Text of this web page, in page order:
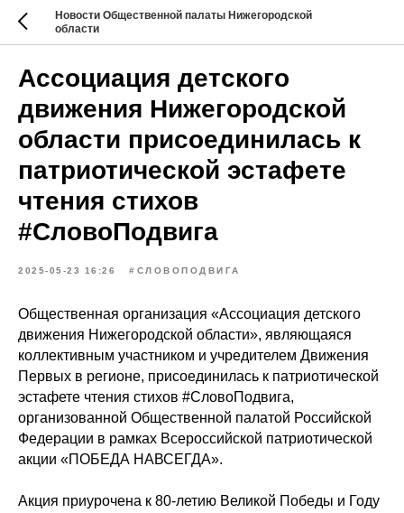
Новости Общественной палаты Нижегородской
области
Ассоциация детского
движения Нижегородской
области присоединилась к
патриотической эстафете
чтения стихов
#СловоПодвига
2025-05-23 16:26 #СЛОВОПОДВИГА
Общественная организация «Ассоциация детского
движения Нижегородской области», являющаяся
коллективным участником и учредителем Движения
Первых в регионе, присоединилась к патриотической
эстафете чтения стихов #СловоПодвига,
организованной Общественной палатой Российской
Федерации в рамках Всероссийской патриотической
акции «ПОБЕДА НАВСЕГДА».
Акция приурочена к 80-летию Великой Победы и Году